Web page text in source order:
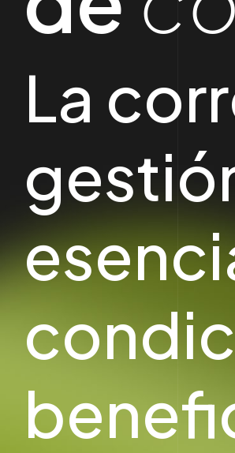
La